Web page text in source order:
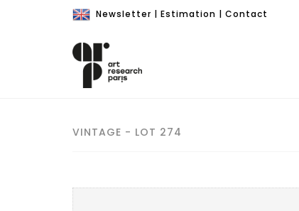
Newsletter | Estimation | Contact
VINTAGE - LOT 274